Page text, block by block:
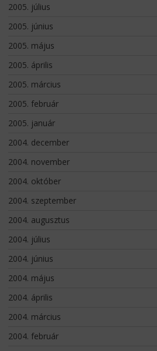
2005. július
2005. június
2005. május
2005. április
2005. március
2005. február
2005. január
2004. december
2004. november
2004. október
2004. szeptember
2004. augusztus
2004. július
2004. június
2004. május
2004. április
2004. március
2004. február